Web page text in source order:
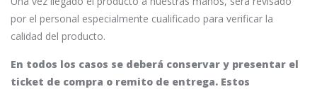
por el personal especialmente cualificado para verificar la
calidad del producto.
En todos los casos se deberá conservar y presentar el
ticket de compra o remito de entrega. Estos